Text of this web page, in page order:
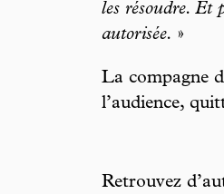
les résoudre. Et
autorisée. »
La compagne
l’audience,
Retrouvez